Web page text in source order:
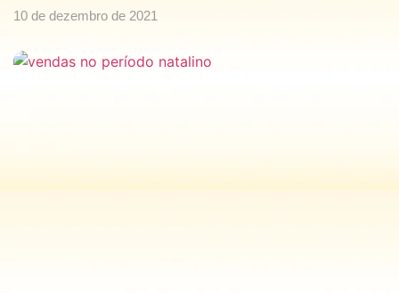
10 de dezembro de 2021